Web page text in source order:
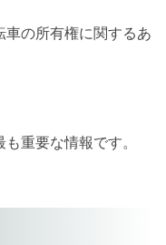
の所有権に関するあ
重要な情報です。